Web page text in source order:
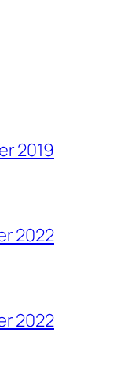
2019
2022
2022